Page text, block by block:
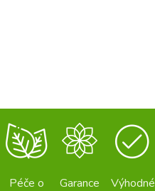
Péče o
Garance
Výhodné